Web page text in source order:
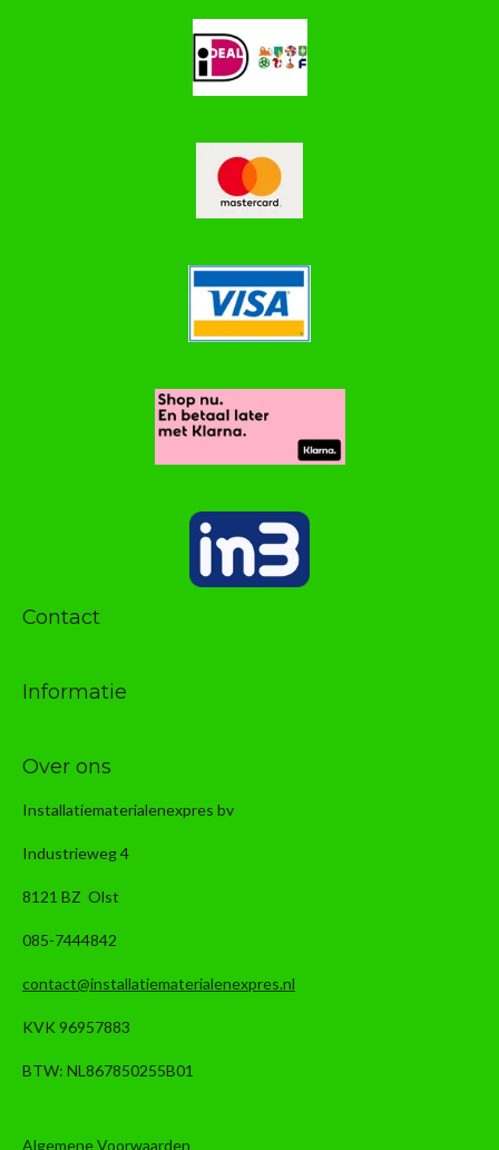
Contact
Informatie
Over ons
Installatiematerialenexpres bv
Industrieweg 4
8121 BZ Olst
085-7444842
contact@installatiematerialenexpres.nl
KVK 96957883
BTW: NL867850255B01
Algemene Voorwaarden